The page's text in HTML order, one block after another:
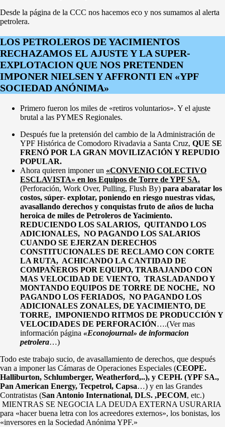
Desde la página de la CCC nos hacemos eco y nos sumamos al alerta
petrolera.
LOS PETROLEROS DE YACIMIENTOS
RECHAZAMOS EL AJUSTE Y LA SUPER-
EXPLOTACION QUE NOS PRETENDEN
IMPONER NIELSEN Y AFFRONTI EN «YPF
SOCIEDAD ANÓNIMA»
Primero fueron los miles de «retiros voluntarios». Y el ajuste
brutal a las PYMES Regionales.
Después fue la pretensión del cambio de la Administración de
YPF Histórica de Comodoro Rivadavia a Santa Cruz, QUE SE
FRENÓ POR LA GRAN MOVILIZACIÓN Y REPUDIO
POPULAR.
Ahora quieren imponer un «CONVENIO COLECTIVO
ESCLAVISTA» en los Equipos de Torre de YPF SA.
(Perforación, Work Over, Pulling, Flush By) para abaratar los
costos, súper- explotar, poniendo en riesgo nuestras vidas,
avasallando derechos y conquistas fruto de años de lucha
heroica de miles de Petroleros de Yacimiento.
REDUCIENDO LOS SALARIOS, QUITANDO LOS
ADICIONALES, NO PAGANDO LOS SALARIOS
CUANDO SE EJERZAN DERECHOS
CONSTITUCIONALES DE RECLAMO CON CORTE
LA RUTA, ACHICANDO LA CANTIDAD DE
COMPAÑEROS POR EQUIPO, TRABAJANDO CON
MAS VELOCIDAD DE VIENTO, TRASLADANDO Y
MONTANDO EQUIPOS DE TORRE DE NOCHE, NO
PAGANDO LOS FERIADOS, NO PAGANDO LOS
ADICIONALES ZONALES, DE YACIMIENTO, DE
TORRE, IMPONIENDO RITMOS DE PRODUCCIÓN Y
VELOCIDADES DE PERFORACIÓN….(Ver mas
información página «Econojournal» de informacion
petrolera…)
Todo este trabajo sucio, de avasallamiento de derechos, que después
van a imponer las Cámaras de Operaciones Especiales (CEOPE.
Halliburton, Schlumberger, Weatherford,..), y CEPH. (YPF SA.,
Pan American Energy, Tecpetrol, Capsa…) y en las Grandes
Contratistas (San Antonio International, DLS. ,PECOM, etc.)
MIENTRAS SE NEGOCIA LA DEUDA EXTERNA USURARIA
para «hacer buena letra con los acreedores externos», los bonistas, los
«inversores en la Sociedad Anónima YPF.»